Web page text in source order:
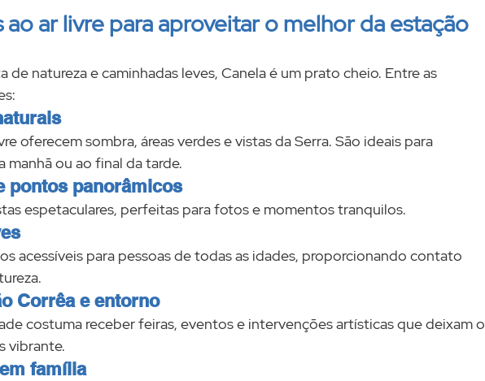
ar livre para aproveitar o melhor da estação
de natureza e caminhadas leves, Canela é um prato cheio. Entre as
oferecem sombra, áreas verdes e vistas da Serra. São ideais para
manhã ou ao final da tarde.
pontos panorâmicos
espetaculares, perfeitas para fotos e momentos tranquilos.
acessíveis para pessoas de todas as idades, proporcionando contato
Corrêa e entorno
costuma receber feiras, eventos e intervenções artísticas que deixam o
vibrante.
família